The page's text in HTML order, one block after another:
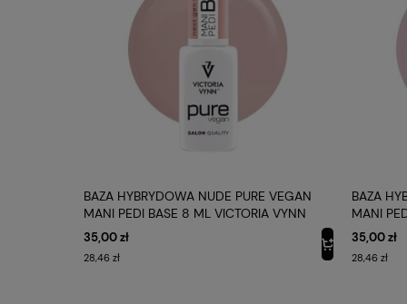
u
BAZA HYBRYDOWA NUDE PURE VEGAN
MANI PEDI BASE 8 ML VICTORIA VYNN
35,00 zł
28,46 zł
BAZA
MANI
35,00 zł
28,46 zł